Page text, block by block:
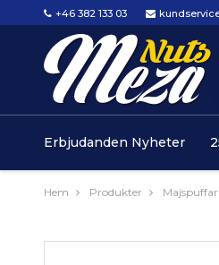
+46 382 133 03
Erbjudanden Nyheter
Hem Produkter Majspuffar